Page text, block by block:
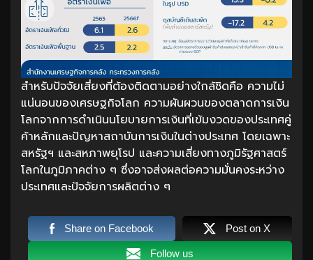
สำหรับปัจจัยเสี่ยงที่ต้องติดตามอย่างใกล้ชิดคือ ความไม่
แน่นอนของเศรษฐกิจโลก ความผันผวนของตลาดการเงิน
โลกจากการดำเนินนโยบายการเงินที่เข้มงวดของประเทศคู่
ค้าหลักและปัญหาสถาบันการเงินในต่างประเทศ โดยเฉพาะ
สหรัฐฯ และสหภาพยุโรป และความเสี่ยงทางภูมิรัฐศาสตร์
โลกในภูมิภาคต่าง ๆ ซึ่งอาจส่งผลต่อความมั่นคงระหว่าง
ประเทศและปัจจัยการผลิตต่าง ๆ
Share on Facebook Post on X
Follow us